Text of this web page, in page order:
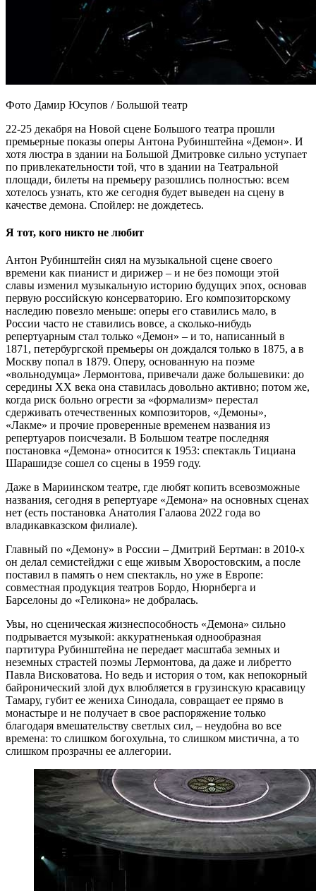
Фото Дамир Юсупов / Большой театр
22-25 декабря на Новой сцене Большого театра прошли
премьерные показы оперы Антона Рубинштейна «Демон». И
хотя люстра в здании на Большой Дмитровке сильно уступает
по привлекательности той, что в здании на Театральной
площади, билеты на премьеру разошлись полностью: всем
хотелось узнать, кто же сегодня будет выведен на сцену в
качестве демона. Спойлер: не дождетесь.
Я тот, кого никто не любит
Антон Рубинштейн сиял на музыкальной сцене своего
времени как пианист и дирижер – и не без помощи этой
славы изменил музыкальную историю будущих эпох, основав
первую российскую консерваторию. Его композиторскому
наследию повезло меньше: оперы его ставились мало, в
России часто не ставились вовсе, а сколько-нибудь
репертуарным стал только «Демон» – и то, написанный в
1871, петербургской премьеры он дождался только в 1875, а в
Москву попал в 1879. Оперу, основанную на поэме
«вольнодумца» Лермонтова, привечали даже большевики: до
середины XX века она ставилась довольно активно; потом же,
когда риск больно огрести за «формализм» перестал
сдерживать отечественных композиторов, «Демоны»,
«Лакме» и прочие проверенные временем названия из
репертуаров поисчезали. В Большом театре последняя
постановка «Демона» относится к 1953: спектакль Тициана
Шарашидзе сошел со сцены в 1959 году.
Даже в Мариинском театре, где любят копить всевозможные
названия, сегодня в репертуаре «Демона» на основных сценах
нет (есть постановка Анатолия Галаова 2022 года во
владикавказском филиале).
Главный по «Демону» в России – Дмитрий Бертман: в 2010-х
он делал семистейджи с еще живым Хворостовским, а после
поставил в память о нем спектакль, но уже в Европе:
совместная продукция театров Бордо, Нюрнберга и
Барселоны до «Геликона» не добралась.
Увы, но сценическая жизнеспособность «Демона» сильно
подрывается музыкой: аккуратненькая однообразная
партитура Рубинштейна не передает масштаба земных и
неземных страстей поэмы Лермонтова, да даже и либретто
Павла Висковатова. Но ведь и история о том, как непокорный
байронический злой дух влюбляется в грузинскую красавицу
Тамару, губит ее жениха Синодала, совращает ее прямо в
монастыре и не получает в свое распоряжение только
благодаря вмешательству светлых сил, – неудобна во все
времена: то слишком богохульна, то слишком мистична, а то
слишком прозрачны ее аллегории.